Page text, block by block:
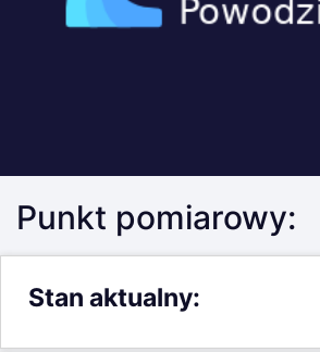
Punkt pomiarowy:
Stan aktualny: